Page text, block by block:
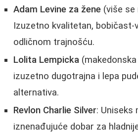
Adam Levine za žene (više se
Izuzetno kvalitetan, bobičast-
odličnom trajnošću.
Lolita Lempicka
izuzetno dugotrajna i lepa
alternativa.
Revlon Charlie Silver: Uniseks
iznenađujuće dobar za